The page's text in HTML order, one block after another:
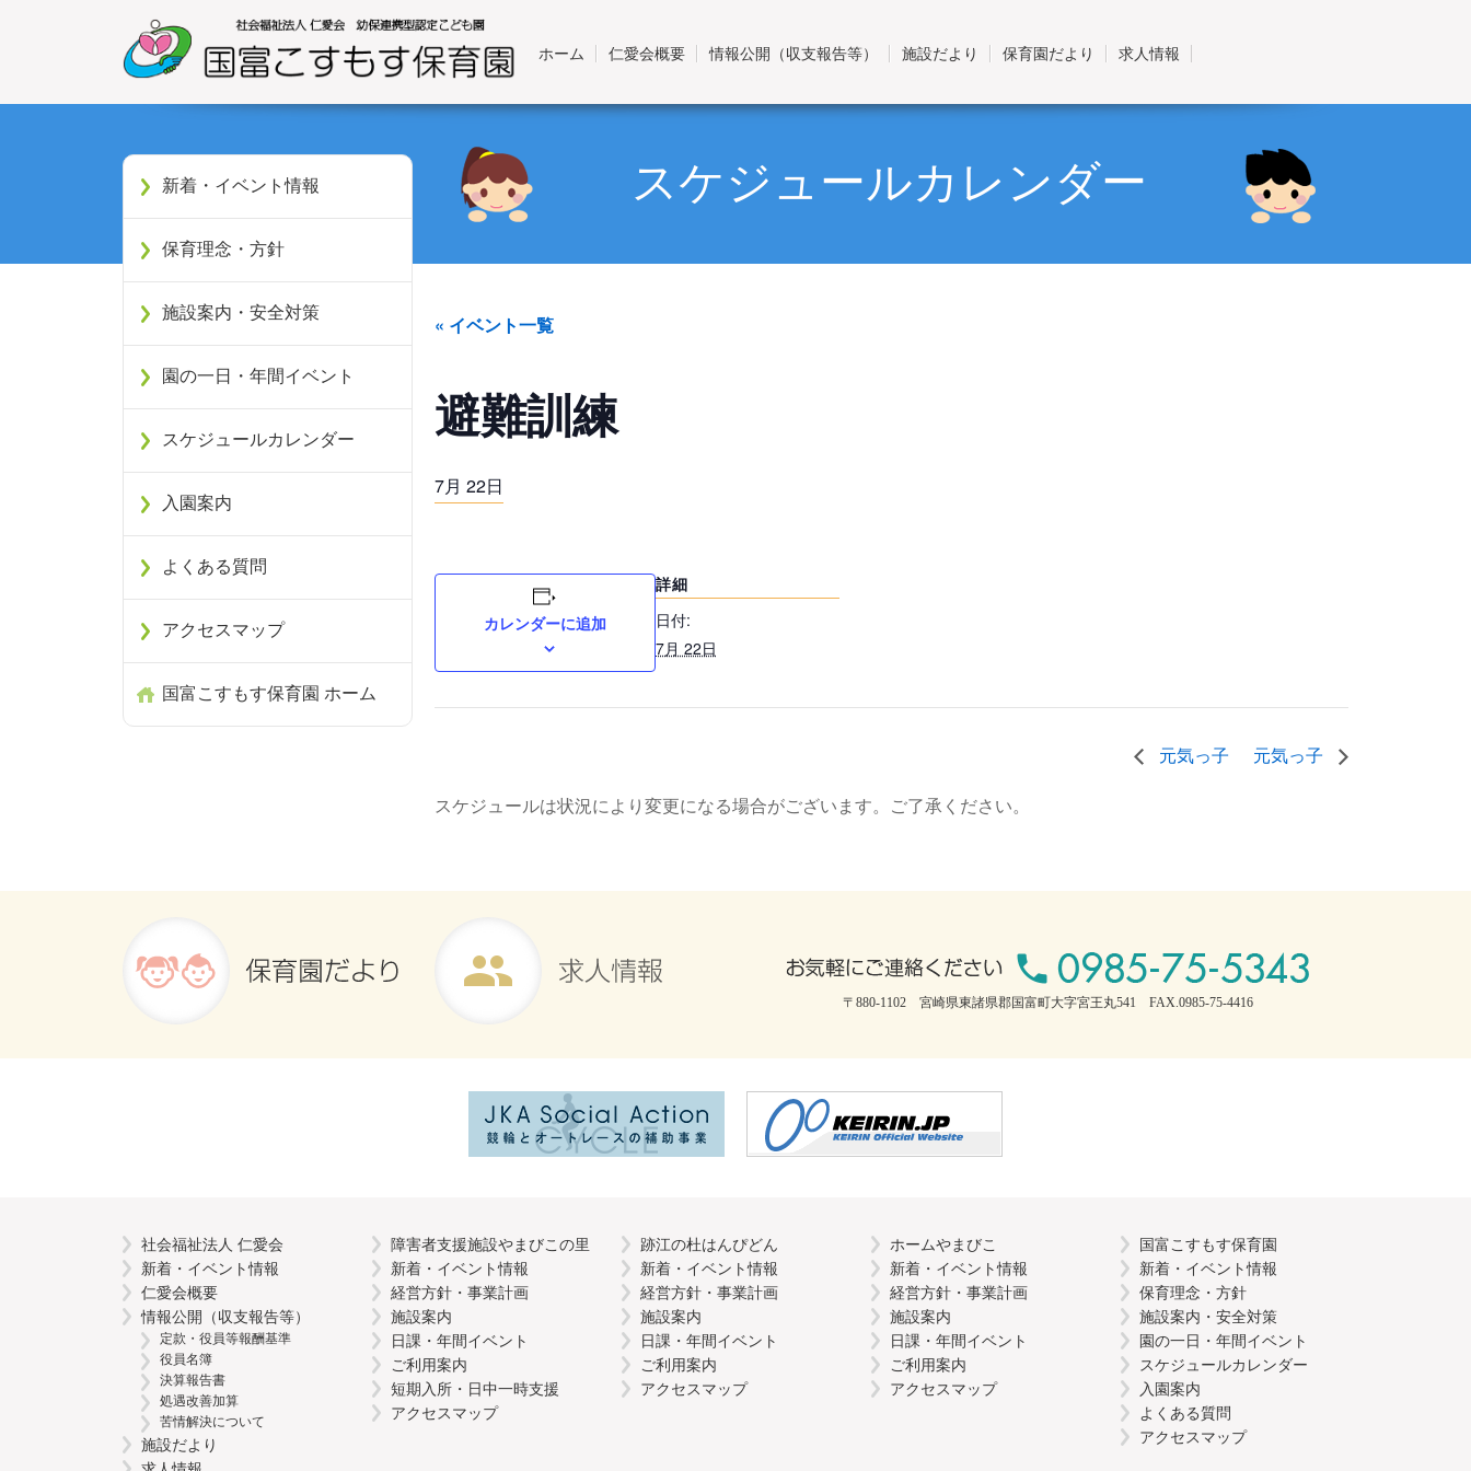
ホーム 仁愛会概要 情報公開（収支報告等） 施設だより 保育園だより 求人情報
スケジュールカレンダー
« イベント一覧
避難訓練
7月 22日
カレンダーに追加
詳細
日付:
7月 22日
元気っ子 元気っ子
スケジュールは状況により変更になる場合がございます。ご了承ください。
新着・イベント情報
保育理念・方針
施設案内・安全対策
園の一日・年間イベント
スケジュールカレンダー
入園案内
よくある質問
アクセスマップ
国富こすもす保育園 ホーム
〒880-1102 宮崎県東諸県郡国富町大字宮王丸541 FAX.0985-75-4416
社会福祉法人 仁愛会
新着・イベント情報
仁愛会概要
情報公開（収支報告等）
定款・役員等報酬基準
役員名簿
決算報告書
処遇改善加算
苦情解決について
施設だより
障害者支援施設やまびこの里
新着・イベント情報
経営方針・事業計画
施設案内
日課・年間イベント
ご利用案内
短期入所・日中一時支援
アクセスマップ
跡江の杜はんぴどん
新着・イベント情報
経営方針・事業計画
施設案内
日課・年間イベント
ご利用案内
アクセスマップ
ホームやまびこ
新着・イベント情報
経営方針・事業計画
施設案内
日課・年間イベント
ご利用案内
アクセスマップ
国富こすもす保育園
新着・イベント情報
保育理念・方針
施設案内・安全対策
園の一日・年間イベント
スケジュールカレンダー
入園案内
よくある質問
アクセスマップ